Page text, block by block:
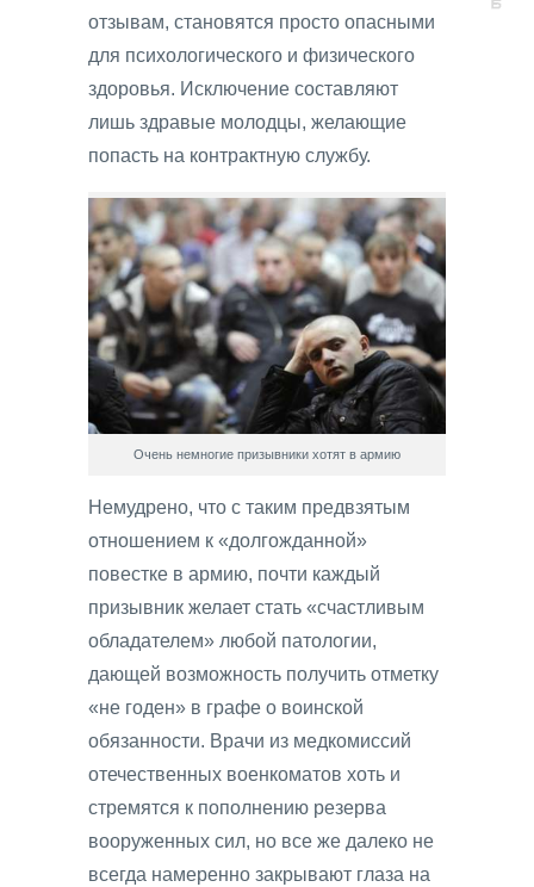
отзывам, становятся просто опасными
для психологического и физического
здоровья. Исключение составляют
лишь здравые молодцы, желающие
попасть на контрактную службу.
Очень немногие призывники хотят в армию
Немудрено, что с таким предвзятым
отношением к «долгожданной»
повестке в армию, почти каждый
призывник желает стать «счастливым
обладателем» любой патологии,
дающей возможность получить отметку
«не годен» в графе о воинской
обязанности. Врачи из медкомиссий
отечественных военкоматов хоть и
стремятся к пополнению резерва
вооруженных сил, но все же далеко не
всегда намеренно закрывают глаза на